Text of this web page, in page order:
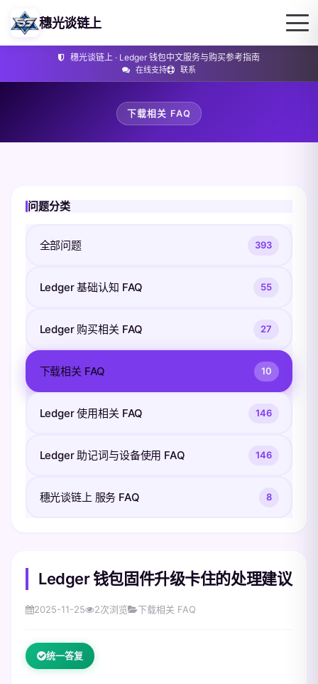
穗光谈链上 · Ledger 钱包中文服务与购买参考指南
在线支持 联系
穗光谈链上
下载相关 FAQ
问题分类
全部问题 393
Ledger 基础认知 FAQ 55
Ledger 购买相关 FAQ 27
下载相关 FAQ 10
Ledger 使用相关 FAQ 146
Ledger 助记词与设备使用 FAQ 146
穗光谈链上 服务 FAQ 8
Ledger 钱包固件升级卡住的处理建议
2025-11-25 2次浏览 下载相关 FAQ
统一答复